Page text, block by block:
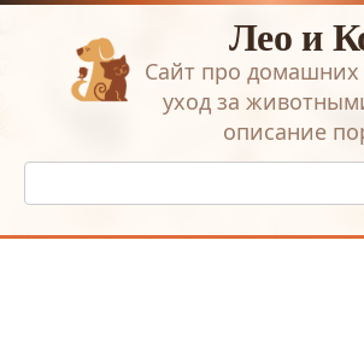
Перейти
Лео и
Сайт про
уход за
описание
Поиск: